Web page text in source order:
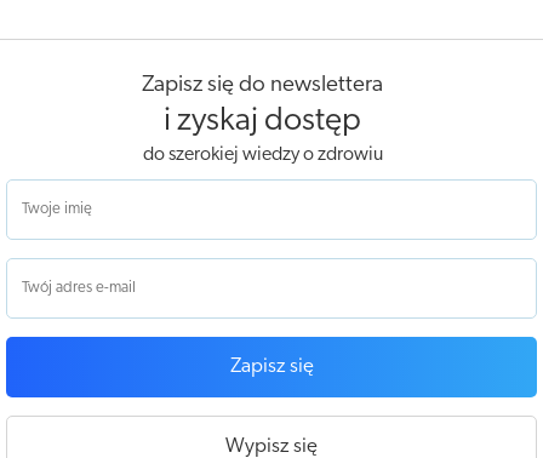
Zapisz się do newslettera
i zyskaj dostęp
do szerokiej wiedzy o zdrowiu
Zapisz się
Wypisz się